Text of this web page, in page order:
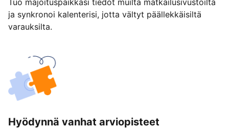
Tuo majoituspaikkasi tiedot muilta matkailusivustoilta
ja synkronoi kalenterisi, jotta vältyt päällekkäisiltä
varauksilta.
Hyödynnä vanhat arviopisteet